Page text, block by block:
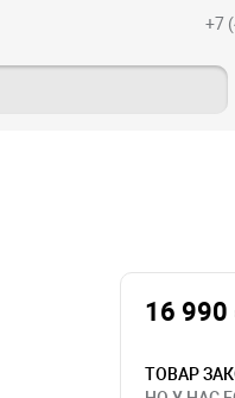
+7
16 990
ТОВАР